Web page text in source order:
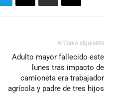
Artículo siguiente
Adulto mayor fallecido este
lunes tras impacto de
camioneta era trabajador
agrícola y padre de tres hijos